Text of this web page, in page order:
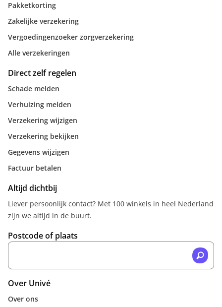
Pakketkorting
Zakelijke verzekering
Vergoedingenzoeker zorgverzekering
Alle verzekeringen
Direct zelf regelen
Schade melden
Verhuizing melden
Verzekering wijzigen
Verzekering bekijken
Gegevens wijzigen
Factuur betalen
Altijd dichtbij
Liever persoonlijk contact? Met 100 winkels in heel Nederland
zijn we altijd in de buurt.
Postcode of plaats
Over Univé
Over ons